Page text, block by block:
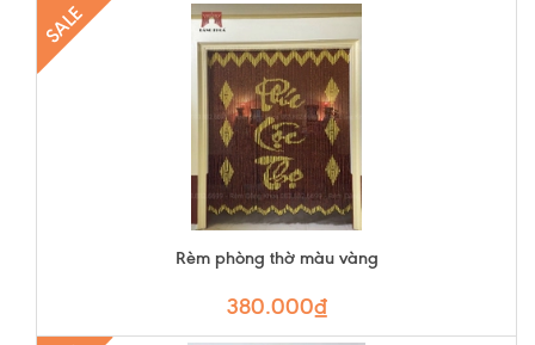
SALE
Rèm phòng thờ màu vàng
380.000₫